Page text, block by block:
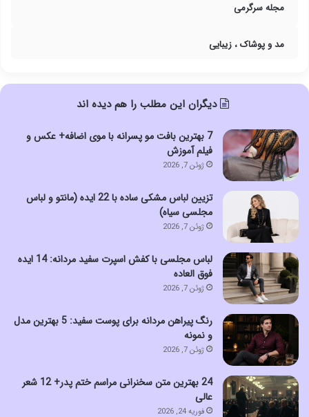
مجله سرگرمی
مد و پوشاک ، زیبایی
دیگران این مطلب را هم دیده اند
7 بهترین بافت مو پسرانه با موی اضافه+ عکس و
فیلم آموزش
ژوئن 7, 2026
تزیین لباس مشکی ساده با 22 ایده (مانتو و لباس
مجلسی سیاه)
ژوئن 7, 2026
لباس مجلسی با کفش اسپرت سفید مردانه: 14 ایده
فوق العاده
ژوئن 7, 2026
رنگ پیراهن مردانه برای پوست سفید: 5 بهترین مدل
و نمونه
ژوئن 7, 2026
24 بهترین متن سخنرانی مراسم ختم پدر+ 12 شعر
عالی
فوریه 24, 2026